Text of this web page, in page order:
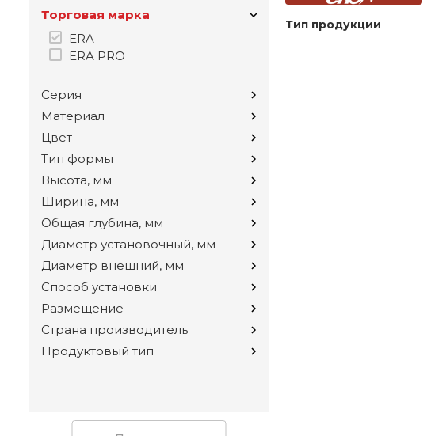
Торговая марка
ERA
ERA PRO
Серия
Материал
Цвет
Тип формы
Высота, мм
Ширина, мм
Общая глубина, мм
Диаметр установочный, мм
Диаметр внешний, мм
Способ установки
Размещение
Страна производитель
Продуктовый тип
Тип продукции